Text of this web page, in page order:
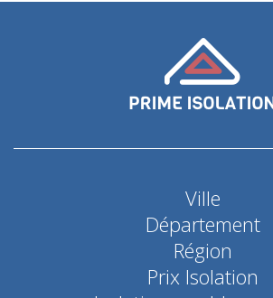
Ville
Département
Région
Prix Isolation